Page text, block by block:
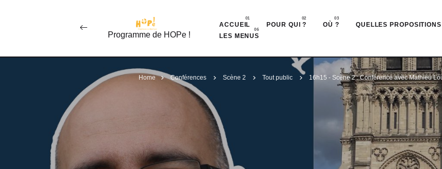
Programme de HOPe !
ACCUEIL POUR QUI ? OÙ ? QUELLES
LES MENUS
Home Conférences Scène 2 Tout public 16h15 - Scène 2 : Conférence avec Mathieu